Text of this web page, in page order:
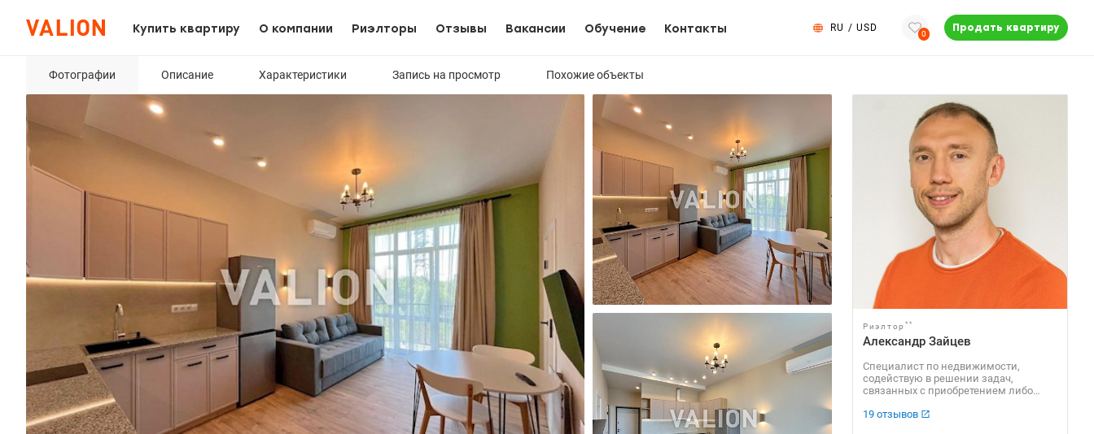
Купить квартиру О компании Риэлторы Отзывы Вакансии Обучение Контакты RU / USD
0
Продать квартиру
Фотографии Описание Характеристики Запись на просмотр Похожие объекты
Риэлтор **
Александр Зайцев
Специалист по недвижимости,
содействую в решении задач,
связанных с приобретением либо
каждому клиенту, максимальная
19 отзывов